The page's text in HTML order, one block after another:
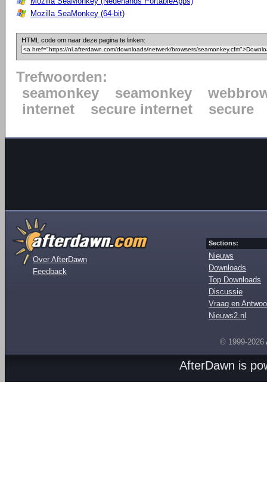
Mozilla SeaMonkey (64-bit)
HTML code om naar deze pagina te linken:
Trefwoorden:
seamonkey
seamonkey
internet
secure internet secure
Over AfterDawn
Feedback
Sections:
Nieuws
Downloads
Top Downloads
Discussie
Vraag en
Nieuws2.nl
© 1999-2026
AfterDawn is